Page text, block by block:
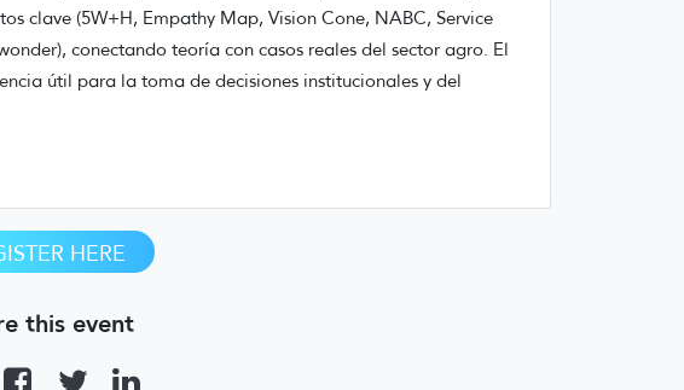
clave (5W+H, Empathy Map, Vision Cone, NABC, Service
conectando teoría con casos reales del sector agro. El
útil para la toma de decisiones institucionales y del
HERE
this event